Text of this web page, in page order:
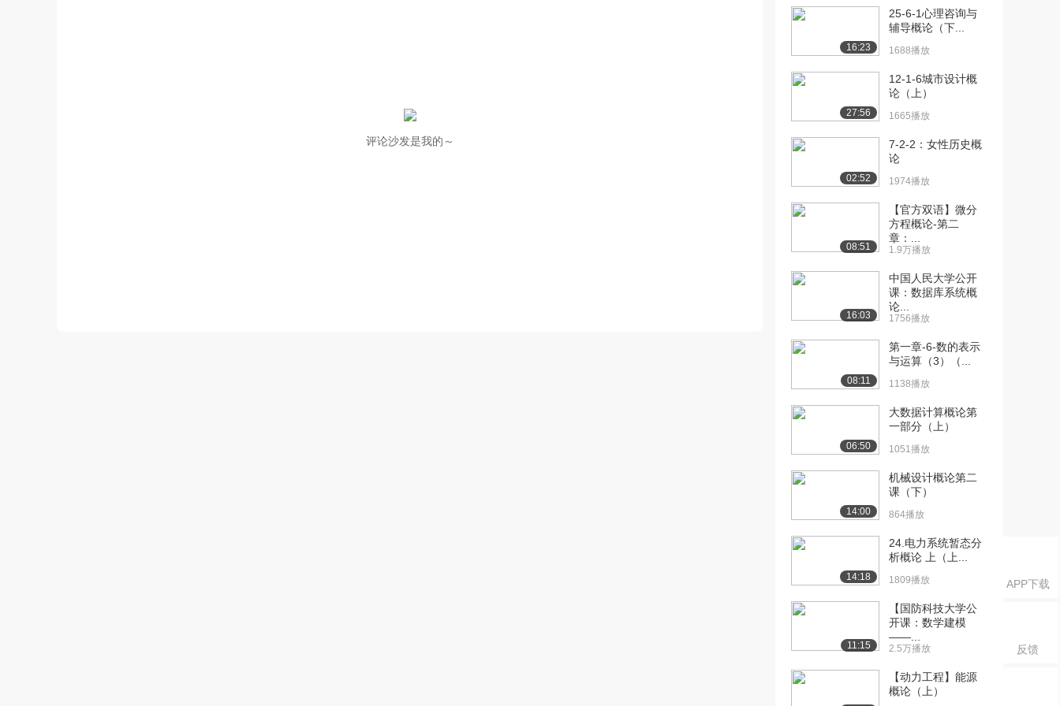
APP下载
反馈
评论沙发是我的～
[10] 第九讲 3.6.1 运动方
05:37
[11] 第九讲 3.6.1 运动方
程理想流...
05:40
[12] 第十讲 3.6.2 伯努利
方程的两...
方程的两...
体运动方程...
[15] 第十二讲 4.1 流体运
动的两种状...
1089播放
[16] 第十二讲 4.1 流体运
动的两种状...
843播放
[17] 第十三讲 4.2 圆管中
1222播放
[18] 第十四讲 4.3.1 圆管
1446播放
[19] 第十四讲 4.3.1 圆管
1327播放
[20] 第十五讲 4.3.2 圆管
1153播放
[21] 第十六讲 4.4 管路中
16:23
25-6-1心理咨询与
辅导概论（下...
1688播放
27:56
12-1-6城市设计概
论（上）
1665播放
02:52
7-2-2：女性历史概
论
1974播放
08:51
【官方双语】微分
方程概论-第二
章：...
1.9万播放
16:03
中国人民大学公开
课：数据库系统概
论...
1756播放
08:11
第一章-6-数的表示
与运算（3）（...
1138播放
06:50
大数据计算概论第
一部分（上）
1051播放
14:00
机械设计概论第二
课（下）
864播放
14:18
24.电力系统暂态分
析概论 上（上...
1809播放
11:15
【国防科技大学公
开课：数学建模
——...
2.5万播放
【动力工程】能源
概论（上）